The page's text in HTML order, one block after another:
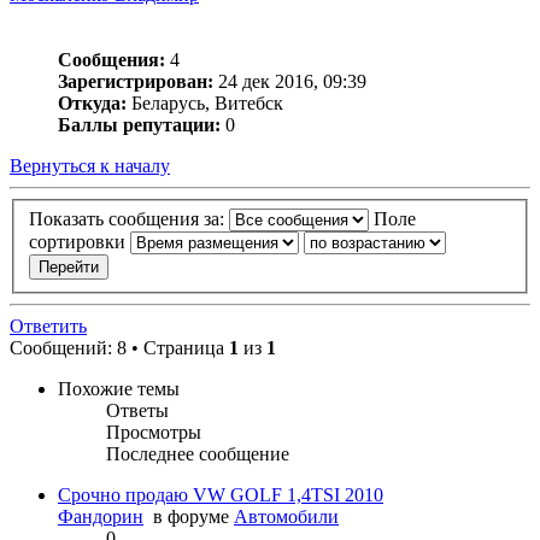
Сообщения: 4
Зарегистрирован: 24 дек 2016, 09:39
Откуда: Беларусь, Витебск
Баллы репутации: 0
Вернуться к началу
Показать сообщения за:
Поле
сортировки
Ответить
Сообщений: 8 • Страница 1 из 1
Похожие темы
Ответы
Просмотры
Последнее сообщение
Срочно продаю VW GOLF 1,4TSI 2010
Фандорин в форуме Автомобили